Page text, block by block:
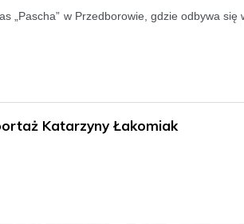
„Pascha” w Przedborowie, gdzie odbywa
Katarzyny Łakomiak